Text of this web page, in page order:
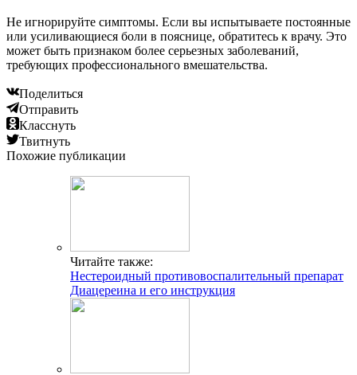
Не игнорируйте симптомы. Если вы испытываете постоянные
или усиливающиеся боли в пояснице, обратитесь к врачу. Это
может быть признаком более серьезных заболеваний,
требующих профессионального вмешательства.
Поделиться
Отправить
Класснуть
Твитнуть
Похожие публикации
Читайте также:
Нестероидный противовоспалительный препарат
Диацереина и его инструкция